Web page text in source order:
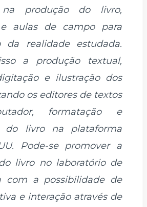
na produção do livro,
e aulas de campo para
da realidade estudada.
a produção textual,
e ilustração dos
os editores de textos
formatação e
do livro na plataforma
. Pode-se promover a
livro no laboratório de
com a possibilidade de
e interação através de